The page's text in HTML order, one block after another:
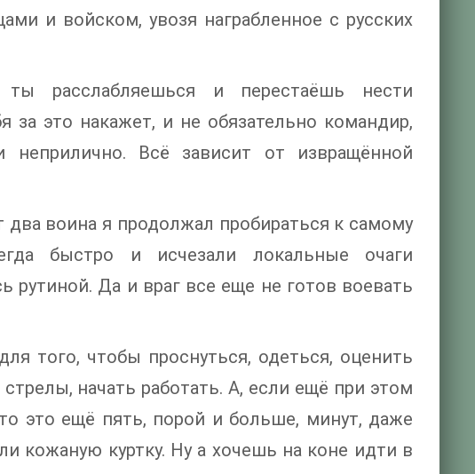
и войском, увозя награбленное с русских
расслабляешься и перестаёшь нести
за это накажет, и не обязательно командир,
Всё зависит от извращённой
воина я продолжал пробираться к самому
быстро и исчезали локальные очаги
рутиной. Да и враг все еще не готов воевать
того, чтобы проснуться, одеться, оценить
стрелы, начать работать. А, если ещё при этом
это ещё пять, порой и больше, минут, даже
кожаную куртку. Ну а хочешь на коне идти в